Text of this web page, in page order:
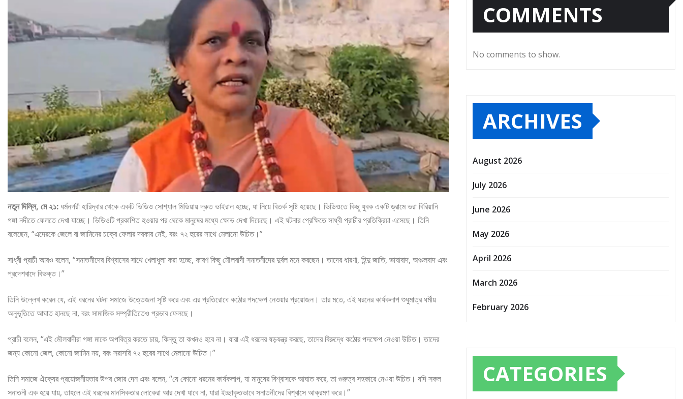
নতুন দিল্লি, মে ২১: ধর্মনগরী হারিদ্বার থেকে একটি ভিডিও সোশ্যাল মিডিয়ায় দ্রুত ভাইরাল হচ্ছে, যা নিয়ে বিতর্ক সৃষ্টি হয়েছে। ভিডিওতে কিছু যুবক একটি ড্রামে ভরা বিরিয়ানি
গঙ্গা নদীতে ফেলতে দেখা যাচ্ছে। ভিডিওটি প্রকাশিত হওয়ার পর থেকে মানুষের মধ্যে ক্ষোভ দেখা দিয়েছে। এই ঘটনার প্রেক্ষিতে সাধ্বী প্রাচীর প্রতিক্রিয়া এসেছে। তিনি
বলেছেন, “এদেরকে জেলে বা জামিনের চক্রে ফেলার দরকার নেই, বরং ৭২ হুরের সাথে মেলানো উচিত।”
সাধ্বী প্রাচী আরও বলেন, “সনাতনীদের বিশ্বাসের সাথে খেলাধুলা করা হচ্ছে, কারণ কিছু মৌলবাদী সনাতনীদের দুর্বল মনে করছেন। তাদের ধারণা, হিন্দু জাতি, ভাষাবাদ, অঞ্চলবাদ এবং
প্রদেশবাদে বিভক্ত।”
তিনি উল্লেখ করেন যে, এই ধরনের ঘটনা সমাজে উত্তেজনা সৃষ্টি করে এবং এর প্রতিরোধে কঠোর পদক্ষেপ নেওয়ার প্রয়োজন। তার মতে, এই ধরনের কার্যকলাপ শুধুমাত্র ধর্মীয়
অনুভূতিতে আঘাত হানছে না, বরং সামাজিক সম্প্রীতিতেও প্রভাব ফেলছে।
প্রাচী বলেন, “এই মৌলবাদীরা গঙ্গা মাকে অপবিত্র করতে চায়, কিন্তু তা কখনও হবে না। যারা এই ধরনের ষড়যন্ত্র করছে, তাদের বিরুদ্ধে কঠোর পদক্ষেপ নেওয়া উচিত। তাদের
জন্য কোনো জেল, কোনো জামিন নয়, বরং সরাসরি ৭২ হুরের সাথে মেলানো উচিত।”
তিনি সমাজে ঐক্যের প্রয়োজনীয়তার উপর জোর দেন এবং বলেন, “যে কোনো ধরনের কার্যকলাপ, যা মানুষের বিশ্বাসকে আঘাত করে, তা গুরুত্ব সহকারে নেওয়া উচিত। যদি সকল
সনাতনী এক হয়ে যায়, তাহলে এই ধরনের মানসিকতার লোকেরা আর দেখা যাবে না, যারা ইচ্ছাকৃতভাবে সনাতনীদের বিশ্বাসে আক্রমণ করে।”
COMMENTS
No comments to show.
ARCHIVES
August 2026
July 2026
June 2026
May 2026
April 2026
March 2026
February 2026
CATEGORIES